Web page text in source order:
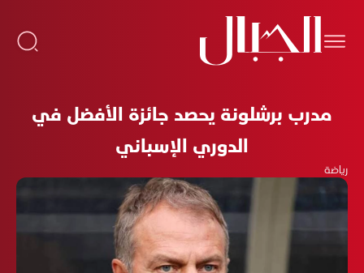
مدرب برشلونة يحصد جائزة الأفضل في
الدوري الإسباني
رياضة